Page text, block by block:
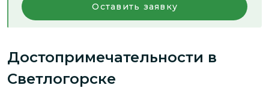
Оставить заявку
Достопримечательности в
Светлогорске